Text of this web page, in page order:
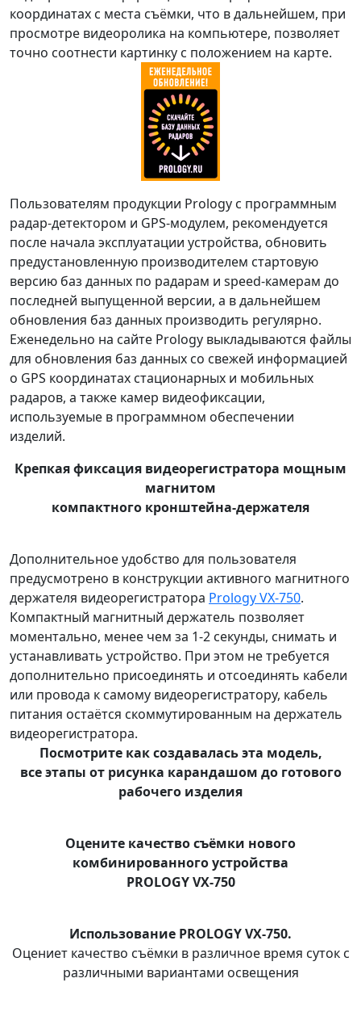
координатах с места съёмки, что в дальнейшем, при
просмотре видеоролика на компьютере, позволяет
точно соотнести картинку с положением на карте.
Пользователям продукции Prology с программным
радар-детектором и GPS-модулем, рекомендуется
после начала эксплуатации устройства, обновить
предустановленную производителем стартовую
версию баз данных по радарам и speed-камерам до
последней выпущенной версии, а в дальнейшем
обновления баз данных производить регулярно.
Еженедельно на сайте Prology выкладываются файлы
для обновления баз данных со свежей информацией
о GPS координатах стационарных и мобильных
радаров, а также камер видеофиксации,
используемые в программном обеспечении
изделий.
Крепкая фиксация видеорегистратора мощным
магнитом
компактного кронштейна-держателя
Дополнительное удобство для пользователя
предусмотрено в конструкции активного магнитного
держателя видеорегистратора Prology VX-750.
Компактный магнитный держатель позволяет
моментально, менее чем за 1-2 секунды, снимать и
устанавливать устройство. При этом не требуется
дополнительно присоединять и отсоединять кабели
или провода к самому видеорегистратору, кабель
питания остаётся скоммутированным на держатель
видеорегистратора.
Посмотрите как создавалась эта модель,
все этапы от рисунка карандашом до готового
рабочего изделия
Оцените качество съёмки нового
комбинированного устройства
PROLOGY VX-750
Использование PROLOGY VX-750.
Оцениет качество съёмки в различное время суток с
различными вариантами освещения